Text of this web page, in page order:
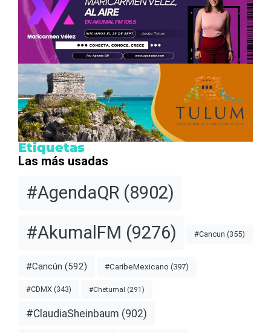
Etiquetas
Las más usadas
#AgendaQR (8902)
#AkumalFM (9276) #Cancun (355)
#Cancún (592) #CaribeMexicano (397)
#CDMX (343) #Chetumal (291)
#ClaudiaSheinbaum (902)